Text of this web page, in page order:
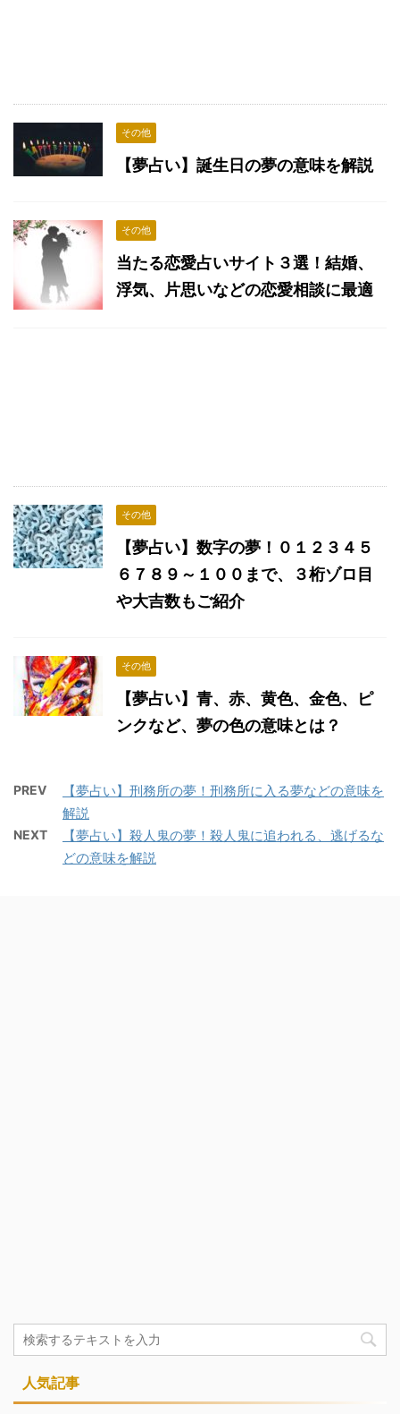
その他
【夢占い】誕生日の夢の意味を解説
その他
当たる恋愛占いサイト３選！結婚、
浮気、片思いなどの恋愛相談に最適
その他
【夢占い】数字の夢！０１２３４５
６７８９～１００まで、３桁ゾロ目
や大吉数もご紹介
その他
【夢占い】青、赤、黄色、金色、ピ
ンクなど、夢の色の意味とは？
PREV
【夢占い】刑務所の夢！刑務所に入る夢などの意味を
解説
NEXT
【夢占い】殺人鬼の夢！殺人鬼に追われる、逃げるな
どの意味を解説
人気記事